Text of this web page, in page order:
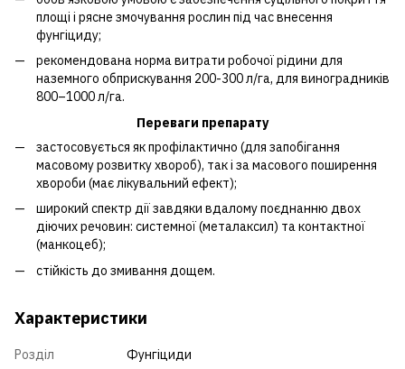
площі і рясне змочування рослин під час внесення
фунгіциду;
рекомендована норма витрати робочої рідини для
наземного обприскування 200-300 л/га, для виноградників
800–1000 л/га.
Переваги препарату
застосовується як профілактично (для запобігання
масовому розвитку хвороб), так і за масового поширення
хвороби (має лікувальний ефект);
широкий спектр дії завдяки вдалому поєднанню двох
діючих речовин: системної (металаксил) та контактної
(манкоцеб);
стійкість до змивання дощем.
Характеристики
Розділ
Фунгіциди